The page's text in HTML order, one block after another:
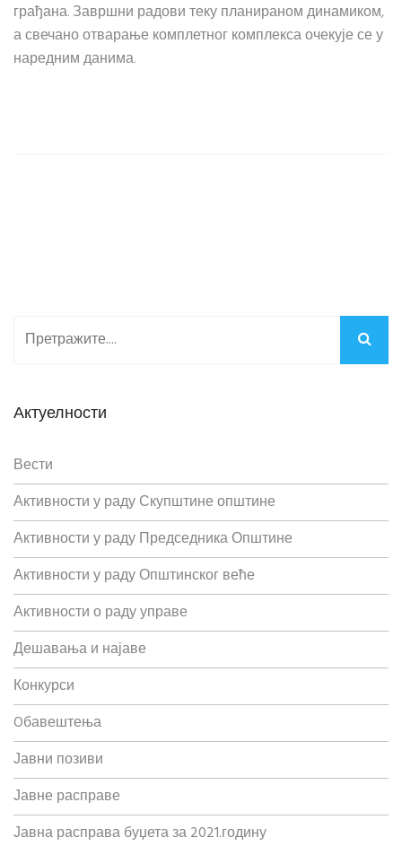
грађана. Завршни радови теку планираном динамиком,
а свечано отварање комплетног комплекса очекује се у
наредним данима.
Актуелности
Вести
Активности у раду Скупштине општине
Активности у раду Председника Општине
Активности у раду Општинског веће
Активности о раду управе
Дешавања и најаве
Конкурси
Oбавештења
Јавни позиви
Јавне расправе
Јавна расправа буџета за 2021.годину